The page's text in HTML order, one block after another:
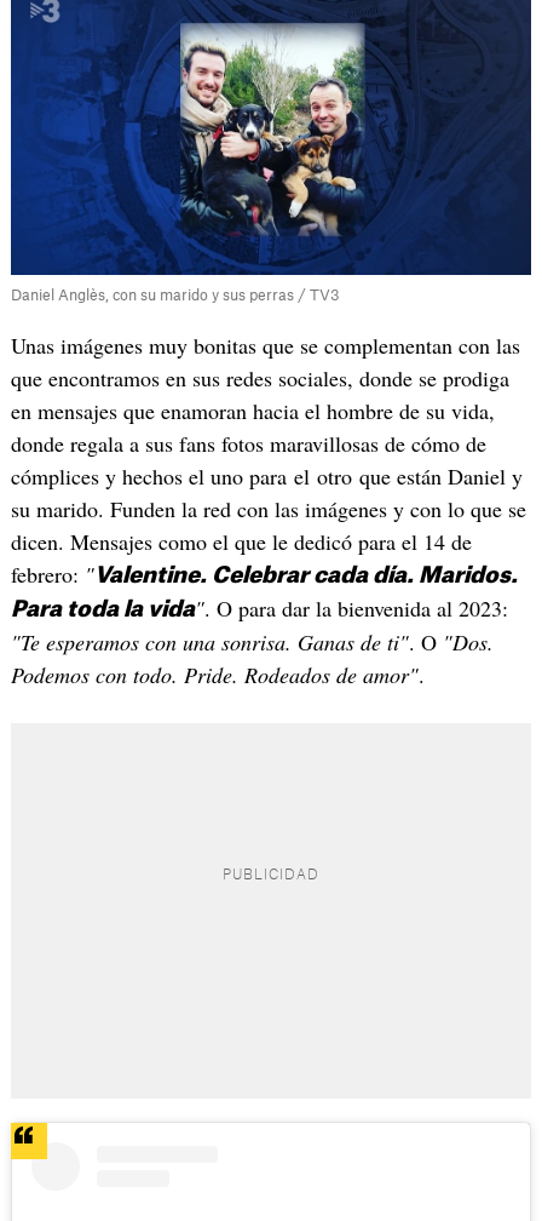
Daniel Anglès, con su marido y sus perras / TV3
Unas imágenes muy bonitas que se complementan con las
que encontramos en sus redes sociales, donde se prodiga
en mensajes que enamoran hacia el hombre de su vida,
donde regala a sus fans fotos maravillosas de cómo de
cómplices y hechos el uno para el otro que están Daniel y
su marido. Funden la red con las imágenes y con lo que se
dicen. Mensajes como el que le dedicó para el 14 de
febrero: "Valentine. Celebrar cada día. Maridos.
Para toda la vida". O para dar la bienvenida al 2023:
"Te esperamos con una sonrisa. Ganas de ti". O "Dos.
Podemos con todo. Pride. Rodeados de amor".